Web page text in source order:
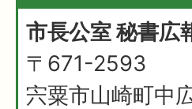
市長公室 秘書広
〒671-2593
宍粟市山崎町中